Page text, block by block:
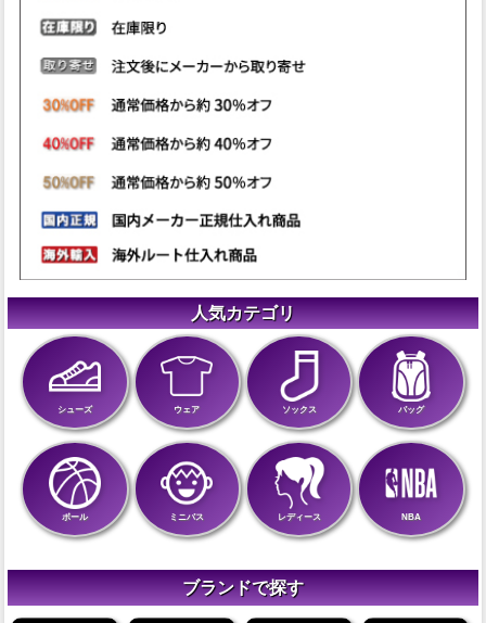
人気カテゴリ
シューズ ウェア ソックス バッグ
ボール ミニバス レディース NBA
ブランドで探す